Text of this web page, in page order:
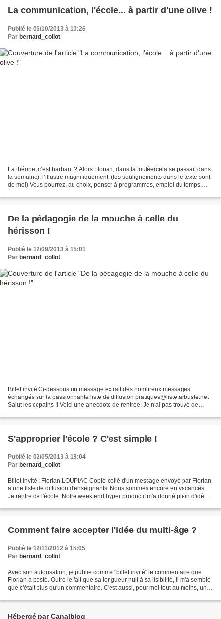
La communication, l'école... à partir d'une olive !
Publié le 06/10/2013 à 10:26
Par bernard_collot
La théorie, c’est barbant ? Alors Florian, dans la foulée(cela se passait dans
la semaine), l’illustre magnifiquement. (les soulignements dans le texte sont
de moi) Vous pourrez, au choix, penser à programmes, emploi du temps,
De la pédagogie de la mouche à celle du
hérisson !
Publié le 12/09/2013 à 15:01
Par bernard_collot
Billet invité Ci-dessous un message extrait des nombreux messages
échangés sur la passionnante liste de diffusion pratiques@liste.arbuste.net
Salut les copains !! Voici une anecdote de rentrée. Je n'ai pas trouvé de
S'approprier l'école ? C'est simple !
Publié le 02/05/2013 à 18:04
Par bernard_collot
Billet invité : Florian LOUPIAC Copié-collé d'un message envoyé par Florian
à une liste de diffusion d'enseignants. Nous sommes encore en vacances.
Je rentre de l'école. Notre week end hyper productif m'a donné plein d'idées
Comment faire accepter l'idée du multi-âge ?
Publié le 12/11/2012 à 15:05
Par bernard_collot
Avec son autorisation, je publie comme "billet invité" le commentaire que
Florian a posté. Outre le fait que sa longueur nuit à sa lisibilité, il m'a semblé
que c'était plus qu'un commentaire. C'est aussi, pour moi tout au moins, un
Hébergé par Canalblog